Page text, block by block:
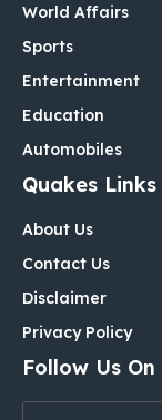
World Affairs
Sports
Entertainment
Education
Automobiles
Quakes Links
About Us
Contact Us
Disclaimer
Privacy Policy
Follow Us On